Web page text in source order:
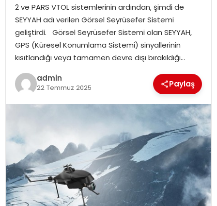
MAGAZIN
DÜNYA
OTOMOBIL
2 ve PARS VTOL sistemlerinin ardından, şimdi de
SEYYAH adı verilen Görsel Seyrüsefer Sistemi
geliştirdi. Görsel Seyrüsefer Sistemi olan SEYYAH,
GPS (Küresel Konumlama Sistemi) sinyallerinin
kısıtlandığı veya tamamen devre dışı bırakıldığı…
admin
22 Temmuz 2025 Paylaş